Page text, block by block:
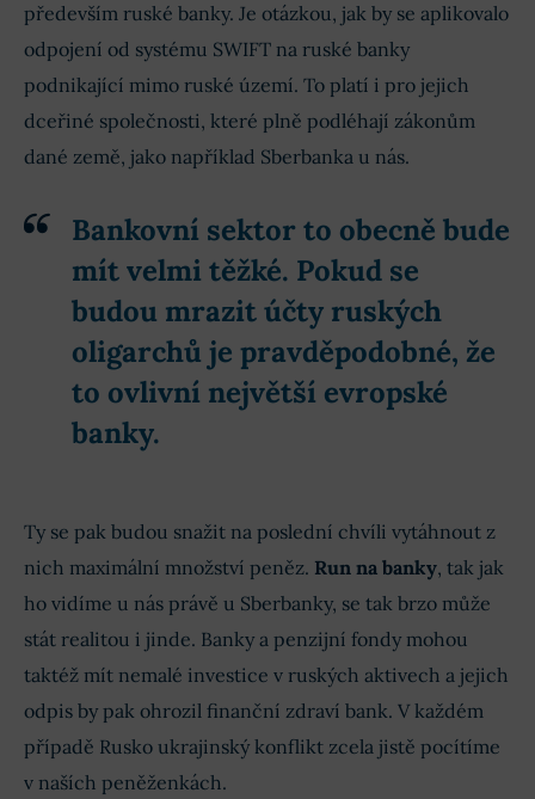
především ruské banky. Je otázkou, jak by se aplikovalo
odpojení od systému SWIFT na ruské banky
podnikající mimo ruské území. To platí i pro jejich
dceřiné společnosti, které plně podléhají zákonům
dané země, jako například Sberbanka u nás.
Bankovní sektor to obecně bude
mít velmi těžké. Pokud se
budou mrazit účty ruských
oligarchů je pravděpodobné, že
to ovlivní největší evropské
banky.
Ty se pak budou snažit na poslední chvíli vytáhnout z
nich maximální množství peněz. Run na banky, tak jak
ho vidíme u nás právě u Sberbanky, se tak brzo může
stát realitou i jinde. Banky a penzijní fondy mohou
taktéž mít nemalé investice v ruských aktivech a jejich
odpis by pak ohrozil finanční zdraví bank. V každém
případě Rusko ukrajinský konflikt zcela jistě pocítíme
v naších peněženkách.